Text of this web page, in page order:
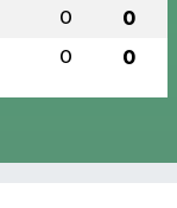
0 0
0 0